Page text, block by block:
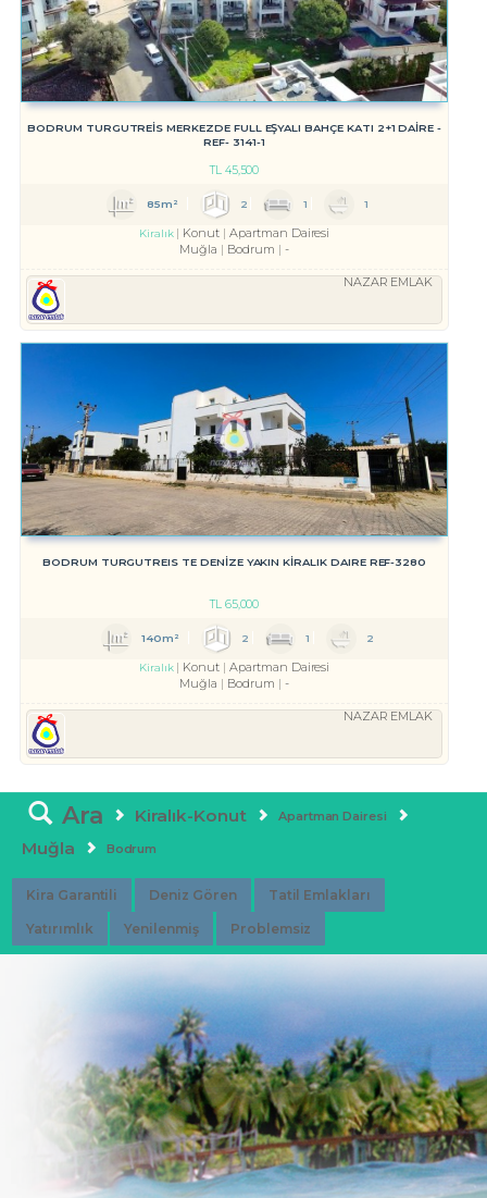
BODRUM TURGUTREİS MERKEZDE FULL EŞYALI BAHÇE KATI 2+1 DAİRE -
REF- 3141-1
TL45,500
85m² 2 1 1
Kiralık Konut
Apartman Dairesi
Muğla
Bodrum -
NAZAR EMLAK
BODRUM TURGUTREIS TE DENİZE YAKIN KİRALIK DAIRE REF-3280
TL65,000
140m² 2 1 2
Kiralık Konut
Apartman Dairesi
Muğla
Bodrum -
NAZAR EMLAK
Ara Kiralık-Konut Apartman Dairesi
Muğla Bodrum
Kira Garantili Deniz Gören Tatil Emlakları
Yatırımlık Yenilenmiş Problemsiz